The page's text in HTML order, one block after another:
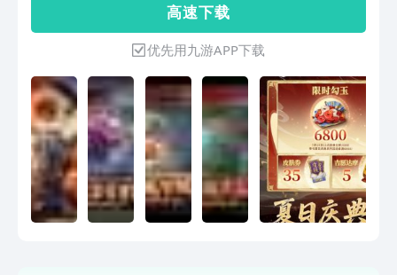
平行时空式神人生！ 快来和平安京的百
位式神崽崽们一起，在MOBA战场中创造
属于你们的全新故事吧！
高 速 下 载
优先用九游APP下载